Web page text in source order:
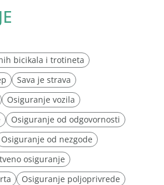
bicikala i trotineta
Sava je strava
Osiguranje vozila
Osiguranje od odgovornosti
Osiguranje od nezgode
osiguranje
Osiguranje poljoprivrede